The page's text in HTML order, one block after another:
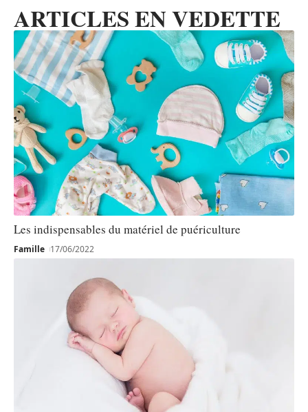
ARTICLES EN VEDETTE
Les indispensables du matériel de puériculture
Famille 17/06/2022